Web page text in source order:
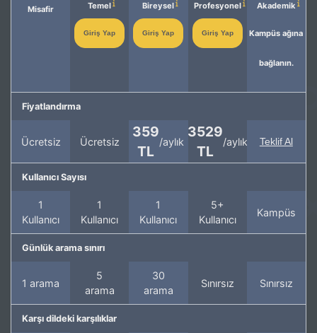
Misafir Temel
Giriş Yap
Bireysel
Giriş Yap
Profesyonel
Giriş Yap
Akademik
Kampüs ağına
bağlanın.
Fiyatlandırma
Ücretsiz Ücretsiz
359
TL
/aylık
3529
TL
/aylık Teklif Al
Kullanıcı Sayısı
1
Kullanıcı
1
Kullanıcı
1
Kullanıcı
5+
Kullanıcı
Kampüs
Günlük arama sınırı
1 arama
5
arama
30
arama
Sınırsız Sınırsız
Karşı dildeki karşılıklar